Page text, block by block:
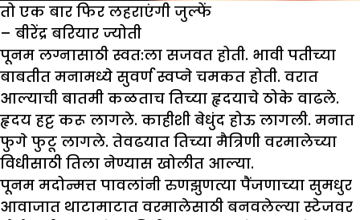
तो एक बार फिर लहराएंगी जुल्फें
– बीरेंद्र बरियार ज्योती
पूनम लग्नासाठी स्वत:ला सजवत होती. भावी पतीच्या
बाबतीत मनामध्ये सुवर्ण स्वप्ने चमकत होती. वरात
आल्याची बातमी कळताच तिच्या हृदयाचे ठोके वाढले.
हृदय हट्ट करू लागले. काहीशी बेधुंद होऊ लागली. मनात
फुगे फुटू लागले. तेवढयात तिच्या मैत्रिणी वरमालेच्या
विधीसाठी तिला नेण्यास खोलीत आल्या.
पूनम मदोन्मत्त पावलांनी रुणझुणत्या पैंजणाच्या सुमधुर
आवाजात थाटामाटात वरमालेसाठी बनवलेल्या स्टेजवर